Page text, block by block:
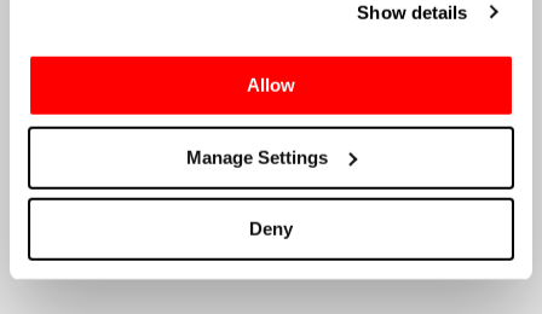
Show details
Allow
Manage Settings
Deny
Liquidation zur Verfügung stellen, einschließlich Unterlagen
darüber, wie Sie eine Forderung gegen das Unternehmen geltend
machen können.
kann kontaktiert werden unter
motorsport.tickets@crowe.co.uk